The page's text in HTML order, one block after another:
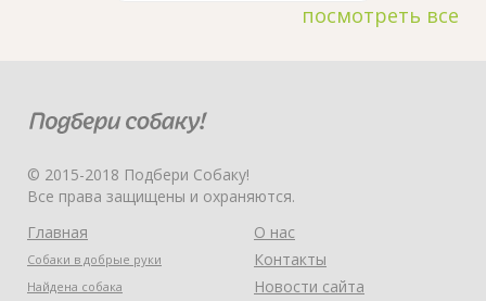
посмотреть все
© 2015-2018 Подбери Собаку!
Все права защищены и охраняются.
Главная
Собаки в добрые руки
Найдена собака
О нас
Контакты
Новости сайта